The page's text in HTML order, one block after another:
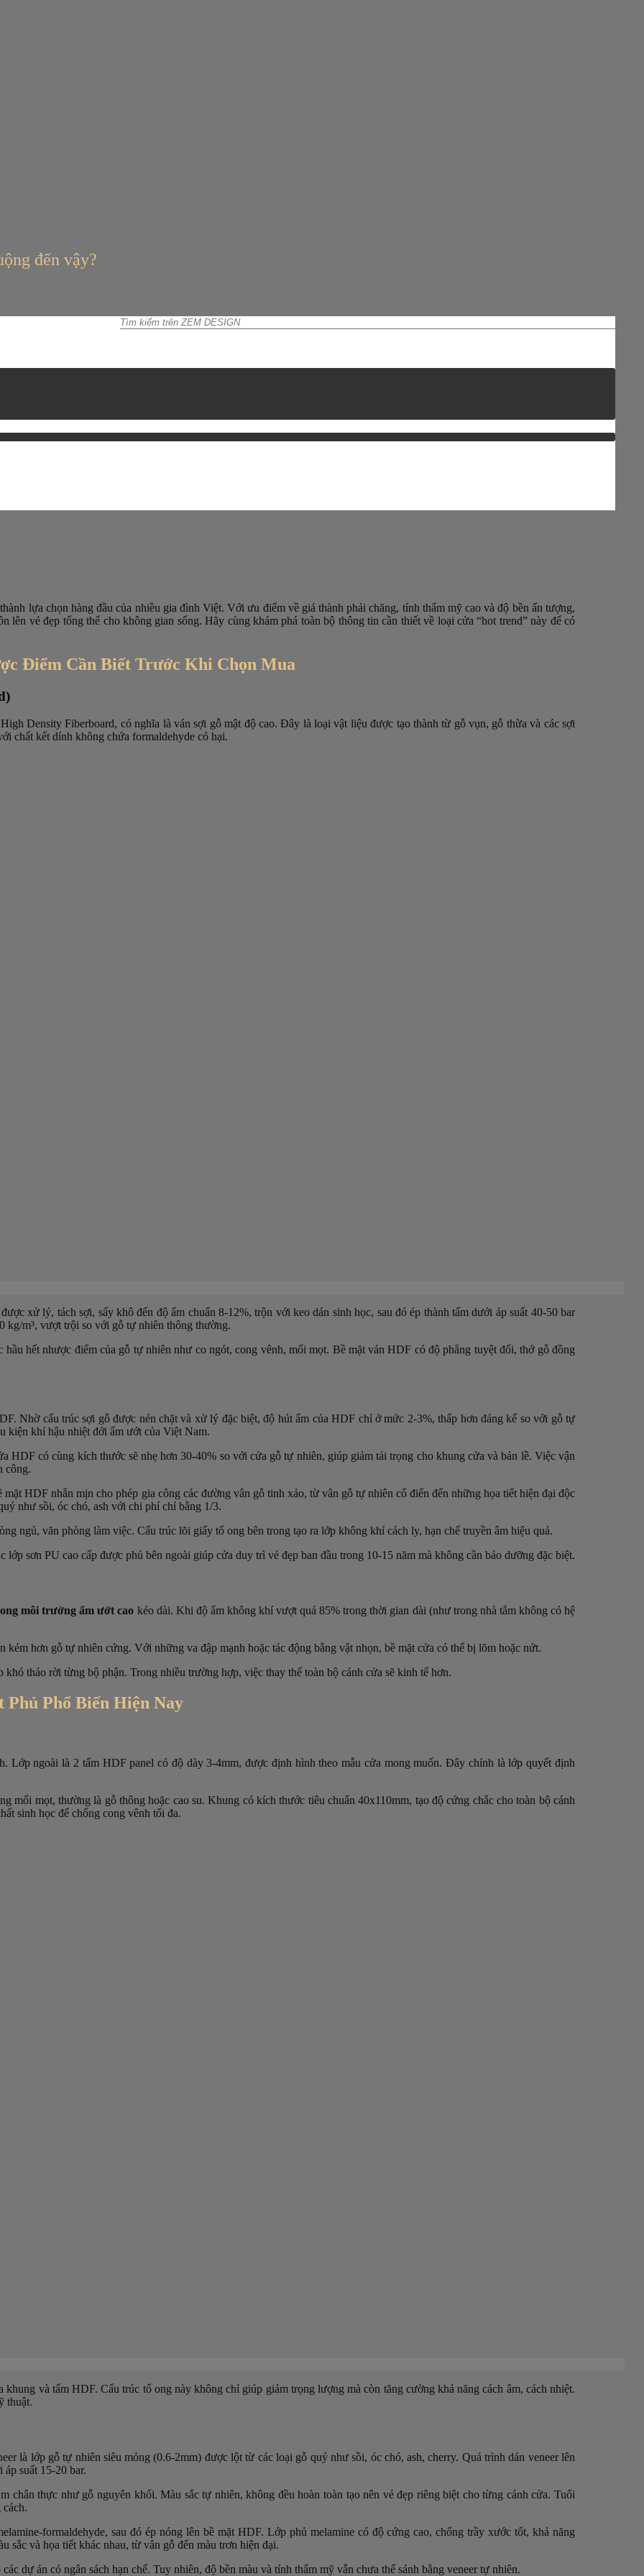
đến vậy?
lựa chọn hàng đầu của nhiều gia đình Việt. Với ưu điểm về giá thành phải chăng, tính thẩm mỹ cao và độ bền ấn tượng,
lên vẻ đẹp tổng thể cho không gian sống. Hãy cùng khám phá toàn bộ thông tin cần thiết về loại cửa “hot trend” này để có
Điểm Cần Biết Trước Khi Chọn Mua
Density Fiberboard, có nghĩa là ván sợi gỗ mật độ cao. Đây là loại vật liệu được tạo thành từ gỗ vụn, gỗ thừa và các sợi
chất kết dính không chứa formaldehyde có hại.
xử lý, tách sợi, sấy khô đến độ ẩm chuẩn 8-12%, trộn với keo dán sinh học, sau đó ép thành tấm dưới áp suất 40-50 bar
kg/m³, vượt trội so với gỗ tự nhiên thông thường.
hết nhược điểm của gỗ tự nhiên như co ngót, cong vênh, mối mọt. Bề mặt ván HDF có độ phẳng tuyệt đối, thớ gỗ đồng
Nhờ cấu trúc sợi gỗ được nén chặt và xử lý đặc biệt,độ hút ẩm của HDF chỉ ở mức 2-3%, thấp hơn đáng kể so với gỗ tự
kiện khí hậu nhiệt đới ẩm ướt của Việt Nam.
HDF có cùng kích thước sẽ nhẹ hơn 30-40% so với cửa gỗ tự nhiên, giúp giảm tải trọng cho khung cửa và bản lề. Việc vận
công.
HDF nhẵn mịn cho phép gia công các đường vân gỗ tinh xảo, từ vân gỗ tự nhiên cổ điển đến những họa tiết hiện đại độc
như sồi, óc chó, ash với chi phí chỉ bằng 1/3.
ngủ, văn phòng làm việc. Cấu trúc lõi giấy tổ ong bên trong tạo ra lớp không khí cách ly, hạn chế truyền âm hiệu quả.
lớp sơn PU cao cấp được phủ bên ngoài giúp cửa duy trì vẻ đẹp ban đầu trong 10-15 năm mà không cần bảo dưỡng đặc biệt.
môi trường ẩm ướt cao kéo dài. Khi độ ẩm không khí vượt quá 85% trong thời gian dài (như trong nhà tắm không có hệ
hơn gỗ tự nhiên cứng. Với những va đập mạnh hoặc tác động bằng vật nhọn, bề mặt cửa có thể bị lõm hoặc nứt.
tháo rời từng bộ phận. Trong nhiều trường hợp, việc thay thế toàn bộ cánh cửa sẽ kinh tế hơn.
Phủ Phổ Biến Hiện Nay
Lớp ngoài là 2 tấm HDF panel có độ dày 3-4mm, được định hình theo mẫu cửa mong muốn. Đây chính là lớp quyết định
mối mọt, thường là gỗ thông hoặc cao su. Khung có kích thước tiêu chuẩn 40x110mm, tạo độ cứng chắc cho toàn bộ cánh
sinh học để chống cong vênh tối đa.
và tấm HDF. Cấu trúc tổ ong này không chỉ giúp giảm trọng lượng mà còn tăng cườngkhả năng cách âm, cách nhiệt.
thuật.
là lớp gỗ tự nhiên siêu mỏng (0.6-2mm) được lột từ các loại gỗ quý như sồi, óc chó, ash, cherry. Quá trình dán veneer lên
suất 15-20 bar.
chân thực như gỗ nguyên khối. Màu sắc tự nhiên, không đều hoàn toàn tạo nên vẻ đẹp riêng biệt cho từng cánh cửa. Tuổi
cách.
formaldehyde, sau đó ép nóng lên bề mặt HDF. Lớp phủ melamine có độ cứng cao, chống trầy xước tốt, khả năng
sắc và họa tiết khác nhau, từ vân gỗ đến màu trơn hiện đại.
dự án có ngân sách hạn chế. Tuy nhiên, độ bền màu và tính thẩm mỹ vẫn chưa thể sánh bằng veneer tự nhiên.